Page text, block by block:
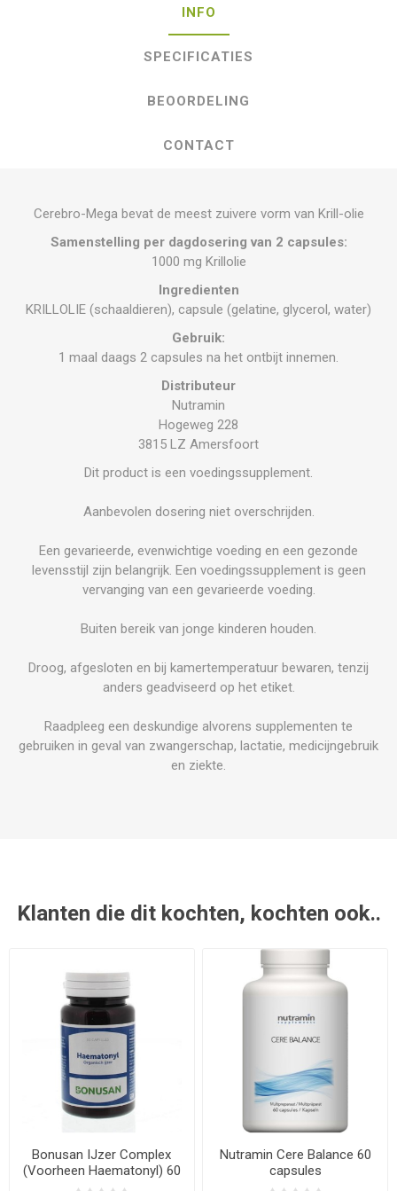
INFO
SPECIFICATIES
BEOORDELING
CONTACT
Cerebro-Mega bevat de meest zuivere vorm van Krill-olie
Samenstelling per dagdosering van 2 capsules:
1000 mg Krillolie
Ingredienten
KRILLOLIE (schaaldieren), capsule (gelatine, glycerol, water)
Gebruik:
1 maal daags 2 capsules na het ontbijt innemen.
Distributeur
Nutramin
Hogeweg 228
3815 LZ Amersfoort
Dit product is een voedingssupplement.
Aanbevolen dosering niet overschrijden.
Een gevarieerde, evenwichtige voeding en een gezonde
levensstijl zijn belangrijk. Een voedingssupplement is geen
vervanging van een gevarieerde voeding.
Buiten bereik van jonge kinderen houden.
Droog, afgesloten en bij kamertemperatuur bewaren, tenzij
anders geadviseerd op het etiket.
Raadpleeg een deskundige alvorens supplementen te
gebruiken in geval van zwangerschap, lactatie, medicijngebruik
en ziekte.
Klanten die dit kochten, kochten ook..
Bonusan IJzer Complex
(Voorheen Haematonyl) 60
capsules
Nutramin Cere Balance 60
capsules